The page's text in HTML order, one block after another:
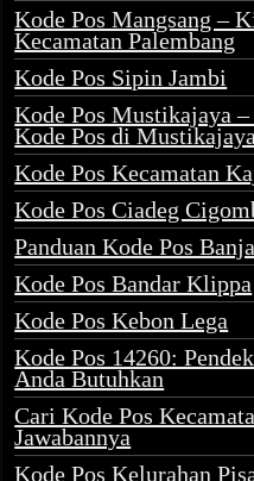
Kode Pos Mangsang –
Kecamatan Palembang
Kode Pos Sipin Jambi
Kode Pos Mustikajaya
Kode Pos di Mustikajaya
Kode Pos Kecamatan
Kode Pos Ciadeg
Panduan Kode Pos
Kode Pos Bandar Klippa
Kode Pos Kebon Lega
Kode Pos 14260:
Anda Butuhkan
Cari Kode Pos
Jawabannya
Kode Pos Kelurahan